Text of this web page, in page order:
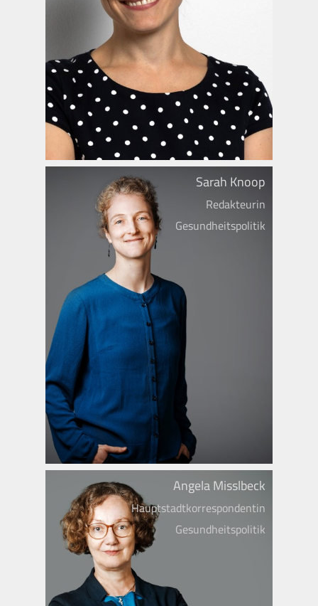
Sarah Knoop
Redakteurin
Gesundheitspolitik
Angela Misslbeck
Hauptstadtkorrespondentin
Gesundheitspolitik